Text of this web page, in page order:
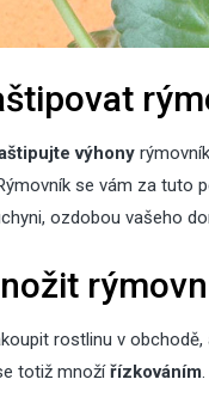
výhony
Rýmovník se vám za tuto
ozdobou vašeho
rostlinu v
totiž množířízkováním